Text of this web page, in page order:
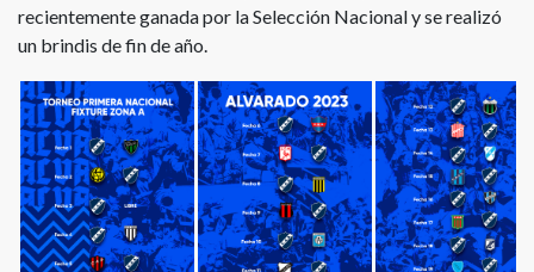
recientemente ganada por la Selección Nacional y se realizó
un brindis de fin de año.